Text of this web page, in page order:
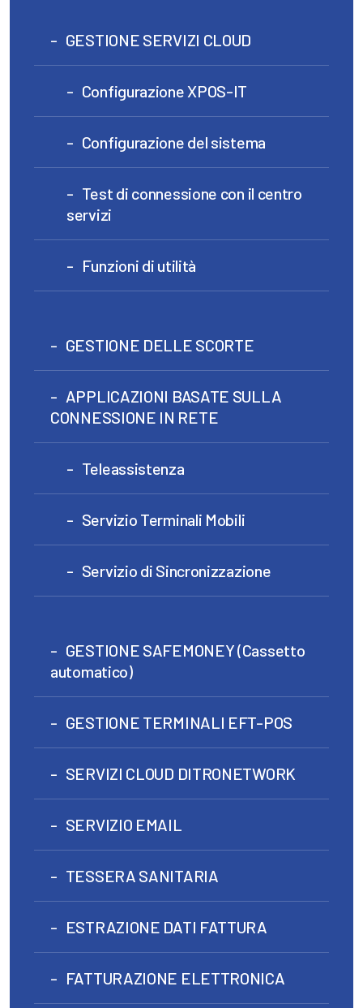
GESTIONE SERVIZI CLOUD
Configurazione XPOS-IT
Configurazione del sistema
Test di connessione con il centro
servizi
Funzioni di utilità
GESTIONE DELLE SCORTE
APPLICAZIONI BASATE SULLA
CONNESSIONE IN RETE
Teleassistenza
Servizio Terminali Mobili
Servizio di Sincronizzazione
GESTIONE SAFEMONEY (Cassetto
automatico)
GESTIONE TERMINALI EFT-POS
SERVIZI CLOUD DITRONETWORK
SERVIZIO EMAIL
TESSERA SANITARIA
ESTRAZIONE DATI FATTURA
FATTURAZIONE ELETTRONICA